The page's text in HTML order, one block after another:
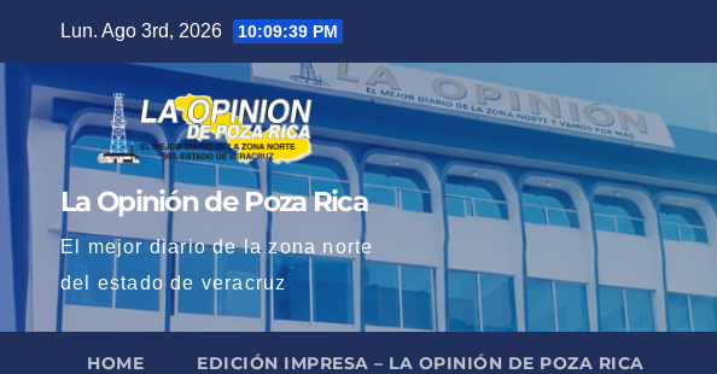
contenido
Lun. Ago 3rd, 2026 10:09:40 PM
La Opinión de Poza Rica
El mejor diario de la zona norte
del estado de veracruz
HOME EDICIÓN IMPRESA – LA OPINIÓN DE POZA RICA